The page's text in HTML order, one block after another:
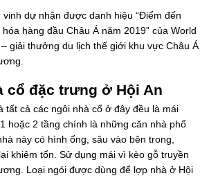
dự nhận được danh hiệu “Điểm đến
hàng đầu Châu Á năm 2019” của World
giải thưởng du lịch thế giới khu vực Châu Á
cổ đặc trưng ở Hội An
tất cả các ngôi nhà cổ ở đây đều là mái
hoặc 2 tầng chính là những căn nhà phổ
này có hình ống, sâu vào bên trong,
khiêm tốn. Sử dụng mái vì kèo gỗ truyền
Loại ngói được dùng để lợp nhà ở Hội